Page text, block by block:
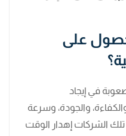
على
في إيجاد
والجودة، وسرعة
تلك الشركات إهدار الوقت